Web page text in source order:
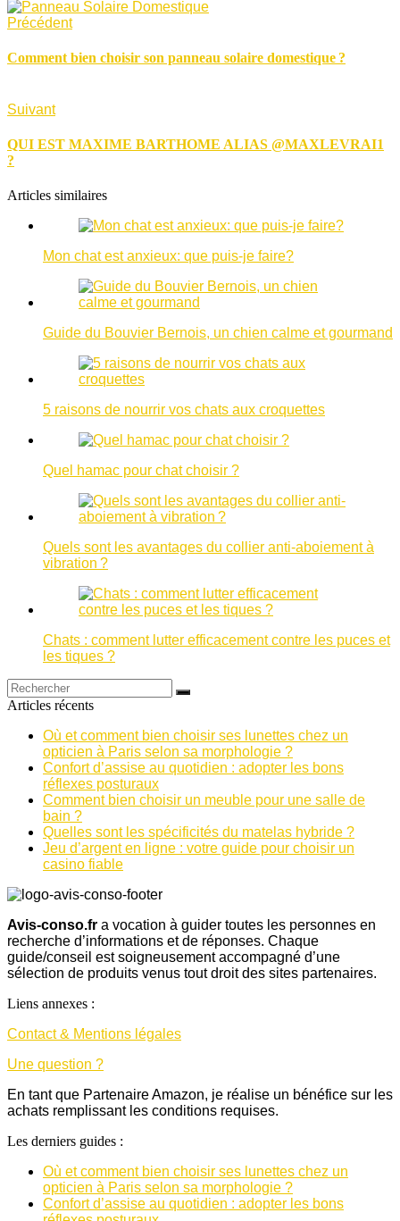
Précédent
Comment bien choisir son panneau solaire domestique ?
Suivant
QUI EST MAXIME BARTHOME ALIAS @MAXLEVRAI1
?
Articles similaires
Mon chat est anxieux: que puis-je faire?
Guide du Bouvier Bernois, un chien calme et gourmand
5 raisons de nourrir vos chats aux croquettes
Quel hamac pour chat choisir ?
Quels sont les avantages du collier anti-aboiement à
vibration ?
Chats : comment lutter efficacement contre les puces et
les tiques ?
Articles récents
Où et comment bien choisir ses lunettes chez un
opticien à Paris selon sa morphologie ?
Confort d’assise au quotidien : adopter les bons
réflexes posturaux
Comment bien choisir un meuble pour une salle de
bain ?
Quelles sont les spécificités du matelas hybride ?
Jeu d’argent en ligne : votre guide pour choisir un
casino fiable
Avis-conso.fr a vocation à guider toutes les personnes en
recherche d’informations et de réponses. Chaque
guide/conseil est soigneusement accompagné d’une
sélection de produits venus tout droit des sites partenaires.
Liens annexes :
Contact & Mentions légales
Une question ?
En tant que Partenaire Amazon, je réalise un bénéfice sur les
achats remplissant les conditions requises.
Les derniers guides :
Où et comment bien choisir ses lunettes chez un
opticien à Paris selon sa morphologie ?
Confort d’assise au quotidien : adopter les bons